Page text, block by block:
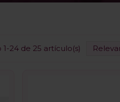
1-24 de 25 artículo(s)